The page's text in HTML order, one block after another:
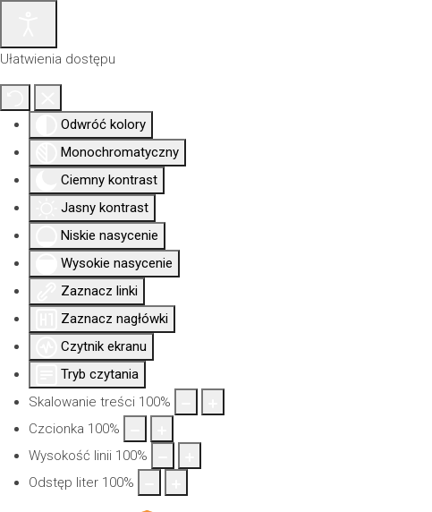
Ułatwienia dostępu
Odwróć kolory
Monochromatyczny
Ciemny kontrast
Jasny kontrast
Niskie nasycenie
Wysokie nasycenie
Zaznacz linki
Zaznacz nagłówki
Czytnik ekranu
Tryb czytania
Skalowanie treści 100%
Czcionka 100%
Wysokość linii 100%
Odstęp liter 100%